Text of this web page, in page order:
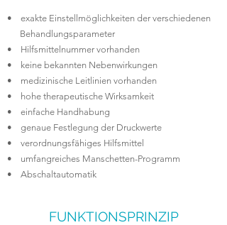
• exakte Einstellmöglichkeiten der verschiedenen
Behandlungsparameter
• Hilfsmittelnummer vorhanden
• keine bekannten Nebenwirkungen
• medizinische Leitlinien vorhanden
• hohe therapeutische Wirksamkeit
• einfache Handhabung
• genaue Festlegung der Druckwerte
• verordnungsfähiges Hilfsmittel
• umfangreiches Manschetten-Programm
• Abschaltautomatik
FUNKTIONSPRINZIP